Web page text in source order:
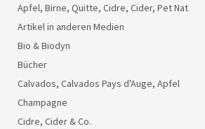
Apfel, Birne, Quitte, Cidre, Cider, Pet Nat
Artikel in anderen Medien
Bio & Biodyn
Bücher
Calvados, Calvados Pays d'Auge, Apfel
Champagne
Cidre, Cider & Co.